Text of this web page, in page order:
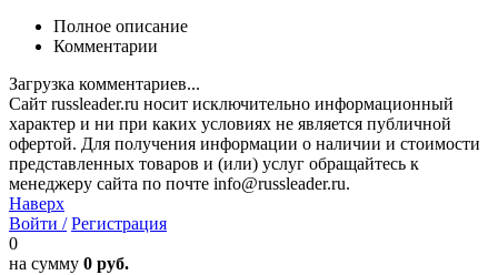
Полное описание
Комментарии
Загрузка комментариев...
Сайт russleader.ru носит исключительно информационный
характер и ни при каких условиях не является публичной
офертой. Для получения информации о наличии и стоимости
представленных товаров и (или) услуг обращайтесь к
менеджеру сайта по почте info@russleader.ru.
Наверх
Войти / Регистрация
0
на сумму 0 руб.